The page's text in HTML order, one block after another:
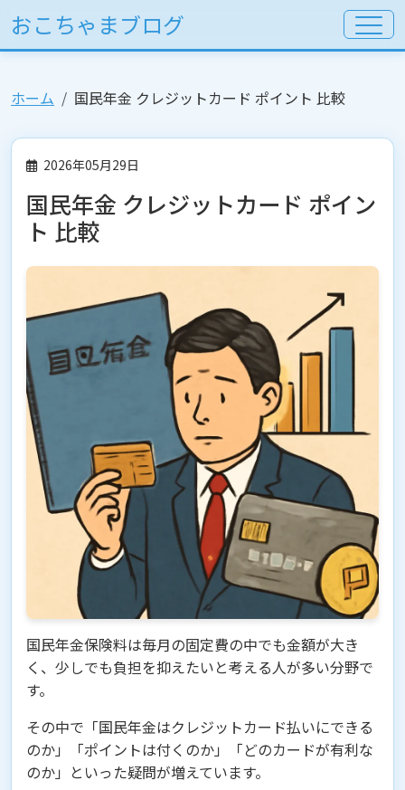
おこちゃまブログ
ホーム 国民年金 クレジットカード ポイント 比較
2026年05月29日
国民年金 クレジットカード ポイン
ト 比較
国民年金保険料は毎月の固定費の中でも金額が大き
く、少しでも負担を抑えたいと考える人が多い分野で
す。
その中で「国民年金はクレジットカード払いにできる
のか」「ポイントは付くのか」「どのカードが有利な
のか」といった疑問が増えています。